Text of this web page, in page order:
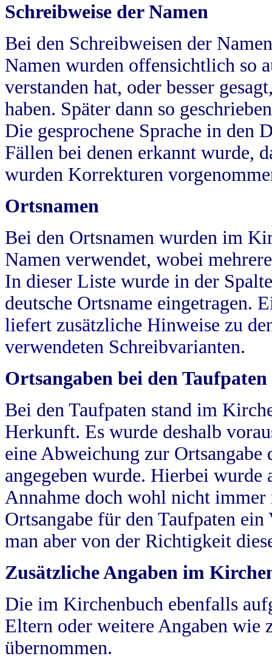
Schreibweise der Namen
Bei den Schreibweisen der
Namen wurden offensichtlich so
verstanden hat, oder besser
haben. Später dann so
Die gesprochene Sprache in
Fällen bei denen erkannt wurde,
wurden Korrekturen
Ortsnamen
Bei den Ortsnamen wurden im
Namen verwendet, wobei
In dieser Liste wurde in der
deutsche Ortsname eingetragen.
liefert zusätzliche Hinweise zu
verwendeten Schreibvarianten.
Ortsangaben bei den Taufpaten
Bei den Taufpaten stand im
Herkunft. Es wurde deshalb
eine Abweichung zur
angegeben wurde. Hierbei wurde
Annahme doch wohl nicht
Ortsangabe für den Taufpaten
man aber von der Richtigkeit
Zusätzliche Angaben im
Die im Kirchenbuch ebenfalls
Eltern oder weitere Angaben wie
übernommen.